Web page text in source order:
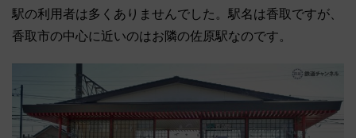
駅の利用者は多くありませんでした。駅名は香取ですが、
香取市の中心に近いのはお隣の佐原駅なのです。